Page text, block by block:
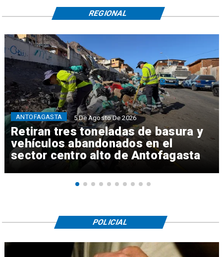
Retiran tres toneladas de basura y
vehículos abandonados en el
sector centro alto de Antofagasta
ANTOFAGASTA 5 De Agosto De 2026
REGIONAL
POLICIAL